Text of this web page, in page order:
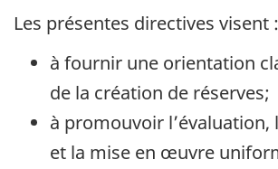
Les présentes directives visent :
à fournir une orientation
de la création de réserves;
à promouvoir l’évaluation,
et la mise en œuvre